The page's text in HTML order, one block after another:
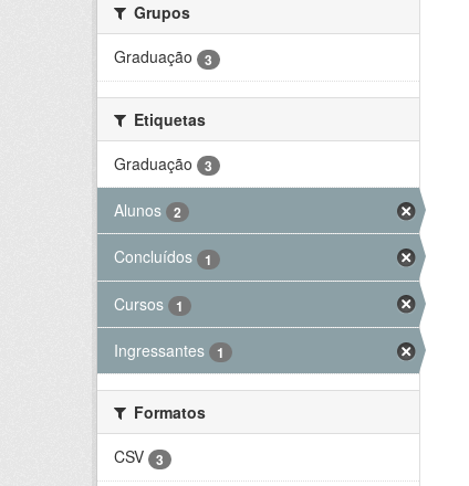
Grupos
Graduação
3
Etiquetas
Graduação
3
Alunos 2
Concluídos 1
Cursos 1
Ingressantes 1
Formatos
CSV
3